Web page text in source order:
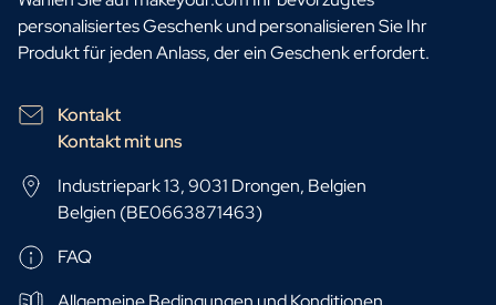
personalisiertes Geschenk und personalisieren Sie Ihr
Produkt für jeden Anlass, der ein Geschenk erfordert.
Kontakt
Kontakt mit uns
Industriepark 13, 9031 Drongen, Belgien
Belgien (BE0663871463)
FAQ